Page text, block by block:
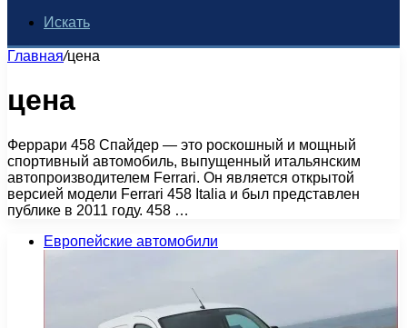
Искать
Главная/цена
цена
Феррари 458 Спайдер — это роскошный и мощный
спортивный автомобиль, выпущенный итальянским
автопроизводителем Ferrari. Он является открытой
версией модели Ferrari 458 Italia и был представлен
публике в 2011 году. 458 …
Европейские автомобили